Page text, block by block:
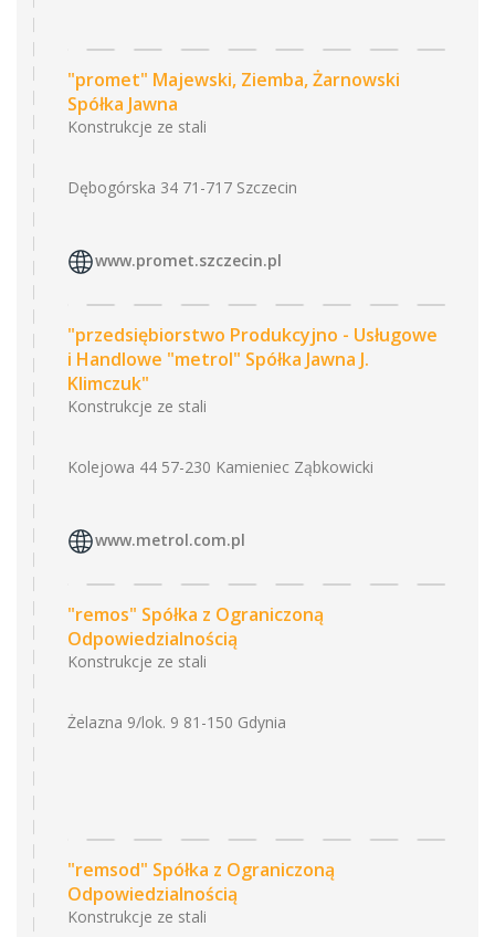
"promet" Majewski, Ziemba, Żarnowski
Spółka Jawna
Konstrukcje ze stali
Dębogórska 34 71-717 Szczecin
www.promet.szczecin.pl
"przedsiębiorstwo Produkcyjno - Usługowe
i Handlowe "metrol" Spółka Jawna J.
Klimczuk"
Konstrukcje ze stali
Kolejowa 44 57-230 Kamieniec Ząbkowicki
www.metrol.com.pl
"remos" Spółka z Ograniczoną
Odpowiedzialnością
Konstrukcje ze stali
Żelazna 9/lok. 9 81-150 Gdynia
"remsod" Spółka z Ograniczoną
Odpowiedzialnością
Konstrukcje ze stali